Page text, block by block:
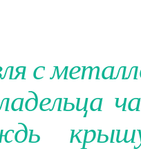
с